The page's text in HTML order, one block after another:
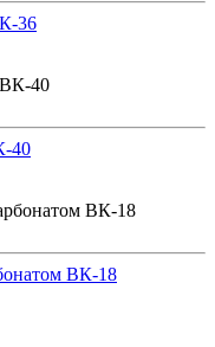
36
40
ВК-18